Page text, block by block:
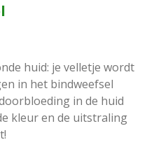
huid: je velletje wordt
in het bindweefsel
in de huid
kleur en de uitstraling